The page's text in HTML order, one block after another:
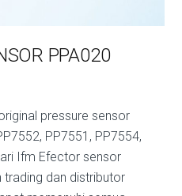
PPA020
pressure sensor
PP7551, PP7554,
Ifm Efector sensor
trading dan distributor